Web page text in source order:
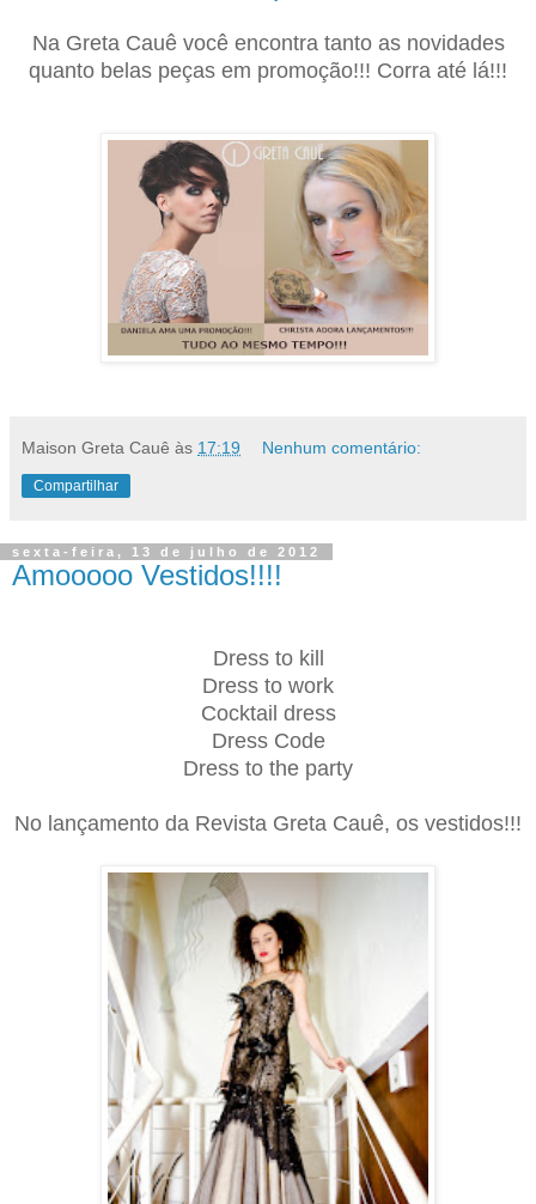
Na Greta Cauê você encontra tanto as novidades
quanto belas peças em promoção!!! Corra até lá!!!
Maison Greta Cauê às 17:19 Nenhum comentário:
Compartilhar
sexta-feira, 13 de julho de 2012
Amooooo Vestidos!!!!
Dress to kill
Dress to work
Cocktail dress
Dress Code
Dress to the party
No lançamento da Revista Greta Cauê, os vestidos!!!